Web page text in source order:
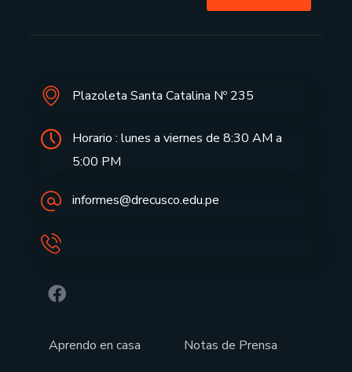
Plazoleta Santa Catalina Nº 235
Horario : lunes a viernes de 8:30 AM a
5:00 PM
informes@drecusco.edu.pe
Aprendo en casa
Notas de Prensa